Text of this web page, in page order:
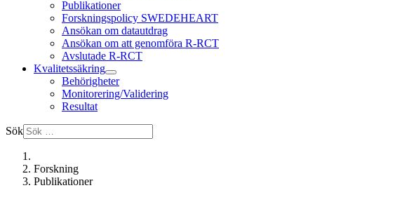
Publikationer
Forskningspolicy SWEDEHEART
Ansökan om datautdrag
Ansökan om att genomföra R-RCT
Avslutade R-RCT
Kvalitetssäkring
Behörigheter
Monitorering/Validering
Resultat
Sök
Forskning
Publikationer